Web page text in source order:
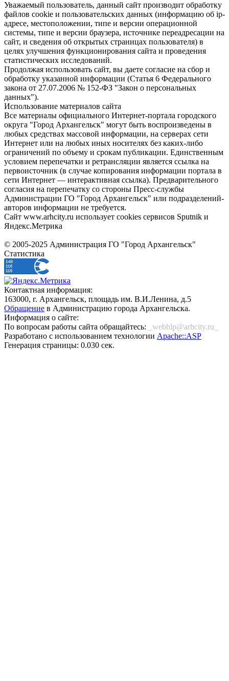
Уважаемый пользователь, данный сайт производит обработку
файлов cookie и пользовательских данных (информацию об ip-
адресе, местоположении, типе и версии операционной
системы, типе и версии браузера, источнике переадресации на
сайт, и сведения об открытых страницах пользователя) в
целях улучшения функционирования сайта и проведения
статистических исследований.
Продолжая использовать сайт, вы даете согласие на сбор и
обработку указанной информации (Статья 6 Федерального
закона от 27.07.2006 № 152-ФЗ "Закон о персональных
данных").
Использование материалов сайта
Все материалы официального Интернет-портала городского
округа "Город Архангельск" могут быть воспроизведены в
любых средствах массовой информации, на серверах сети
Интернет или на любых иных носителях без каких-либо
ограничений по объему и срокам публикации. Единственным
условием перепечатки и ретрансляции является ссылка на
первоисточник (в случае копирования информации портала в
сети Интернет — интерактивная ссылка). Предварительного
согласия на перепечатку со стороны Пресс-службы
Администрации ГО "Город Архангельск" или подразделений-
авторов информации не требуется.
Сайт www.arhcity.ru использует cookies сервисов Sputnik и
Яндекс.Метрика
© 2005-2025 Администрация ГО "Город Архангельск"
Статистика
Контактная информация:
163000, г. Архангельск, площадь им. В.И.Ленина, д.5
Обращение в Администрацию города Архангельска.
Информация о сайте:
По вопросам работы сайта обращайтесь:
_webhlp@arhcity.ru_
Разработано с использованием технологии Apache::ASP
Генерация страницы: 0.030 сек.